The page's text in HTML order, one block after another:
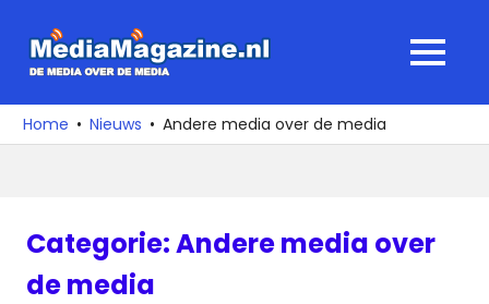
naar
media
over
MENU
Home Nieuws Andere media over de media
Categorie:Andere media over
de media